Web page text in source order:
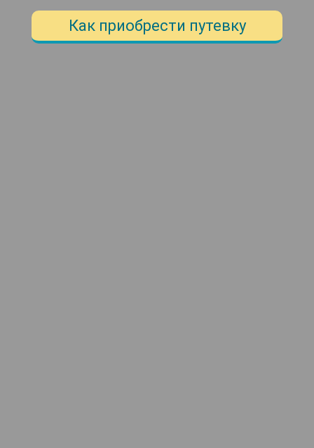
Как приобрести путевку